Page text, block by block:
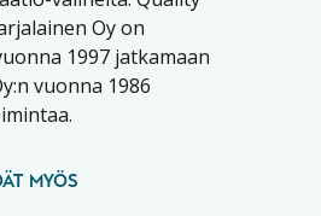
Oy on
1997 jatkamaan
vuonna 1986
MYÖS